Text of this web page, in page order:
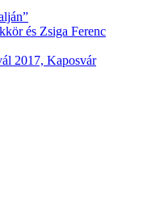
és Zsiga Ferenc
2017, Kaposvár